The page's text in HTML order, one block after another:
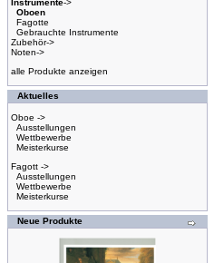
Instrumente->
Oboen
Fagotte
Gebrauchte Instrumente
Zubehör->
Noten->
alle Produkte anzeigen
Aktuelles
Oboe ->
Ausstellungen
Wettbewerbe
Meisterkurse
Fagott ->
Ausstellungen
Wettbewerbe
Meisterkurse
Neue Produkte